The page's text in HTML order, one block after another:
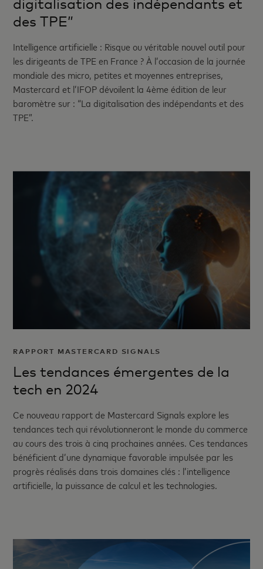
digitalisation des indépendants et
des TPE”
Intelligence artificielle : Risque ou véritable nouvel outil pour
les dirigeants de TPE en France ? À l’occasion de la journée
mondiale des micro, petites et moyennes entreprises,
Mastercard et l’IFOP dévoilent la 4ème édition de leur
baromètre sur : “La digitalisation des indépendants et des
TPE”.
RAPPORT MASTERCARD SIGNALS
Les tendances émergentes de la
tech en 2024
Ce nouveau rapport de Mastercard Signals explore les
tendances tech qui révolutionneront le monde du commerce
au cours des trois à cinq prochaines années. Ces tendances
bénéficient d’une dynamique favorable impulsée par les
progrès réalisés dans trois domaines clés : l’intelligence
artificielle, la puissance de calcul et les technologies.